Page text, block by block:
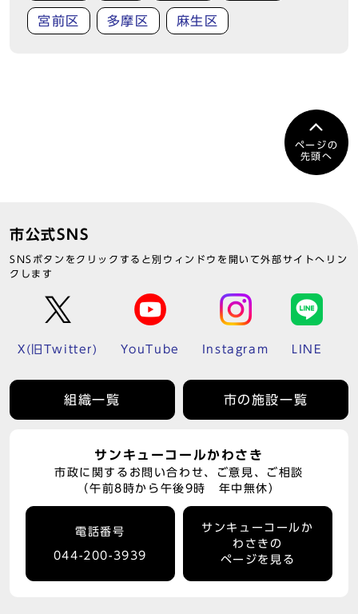
宮前区 多摩区 麻生区
ページの
先頭へ
市公式SNS
SNSボタンをクリックすると別ウィンドウを開いて外部サイトへリン
クします
X(旧Twitter) YouTube Instagram LINE
組織一覧 市の施設一覧
サンキューコールかわさき
市政に関するお問い合わせ、ご意見、ご相談
（午前8時から午後9時 年中無休）
電話番号
044-200-3939
サンキューコールか
わさきの
ページを見る